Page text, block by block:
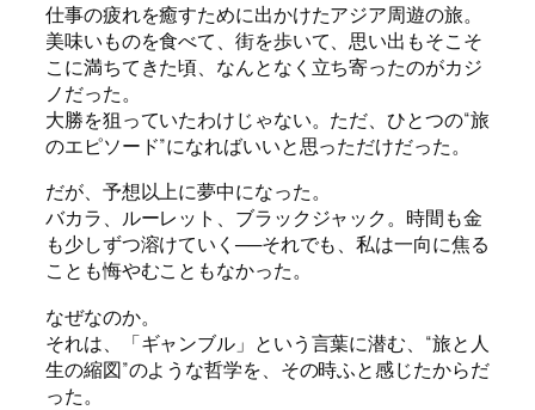
仕事の疲れを癒すために出かけたアジア周遊の旅。
美味いものを食べて、街を歩いて、思い出もそこそ
こに満ちてきた頃、なんとなく立ち寄ったのがカジ
ノだった。
大勝を狙っていたわけじゃない。ただ、ひとつの“旅
のエピソード”になればいいと思っただけだった。
だが、予想以上に夢中になった。
バカラ、ルーレット、ブラックジャック。時間も金
も少しずつ溶けていく──それでも、私は一向に焦る
ことも悔やむこともなかった。
なぜなのか。
それは、「ギャンブル」という言葉に潜む、“旅と人
生の縮図”のような哲学を、その時ふと感じたからだ
った。